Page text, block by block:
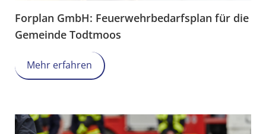
Forplan GmbH: Feuerwehrbedarfsplan für die
Gemeinde Todtmoos
Mehr erfahren